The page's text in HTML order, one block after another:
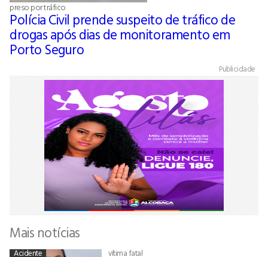
preso por tráfico
Polícia Civil prende suspeito de tráfico de
drogas após dias de monitoramento em
Porto Seguro
Publicidade
Mais notícias
Acidente vítima fatal